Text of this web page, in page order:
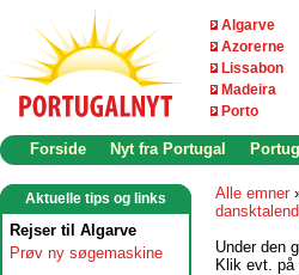
Algarve
Azorerne
Lissabon
Madeira
Porto
Forside Nyt fra Portugal
Aktuelle tips og links
Rejser til Algarve
Prøv ny søgemaskine
Alle emner
Under den
Klik evt. på